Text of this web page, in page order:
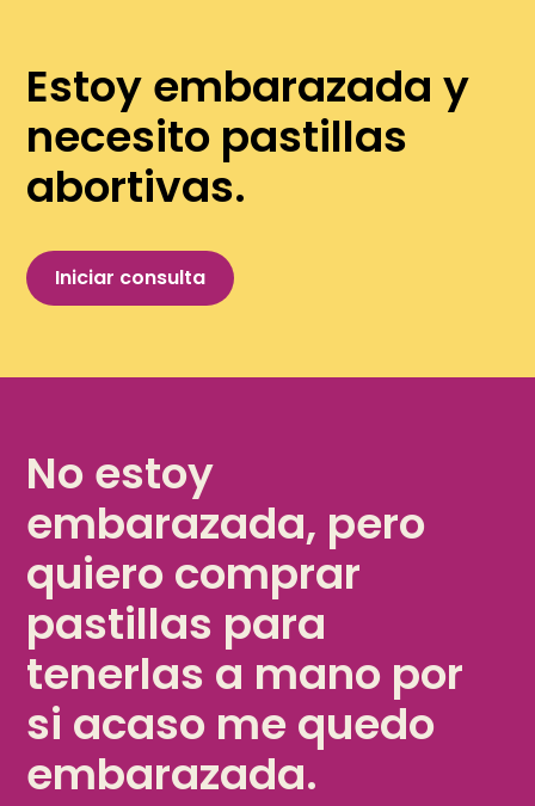
Estoy embarazada y
necesito pastillas
abortivas.
Iniciar consulta
No estoy
embarazada, pero
quiero comprar
pastillas para
tenerlas a mano por
si acaso me quedo
embarazada.